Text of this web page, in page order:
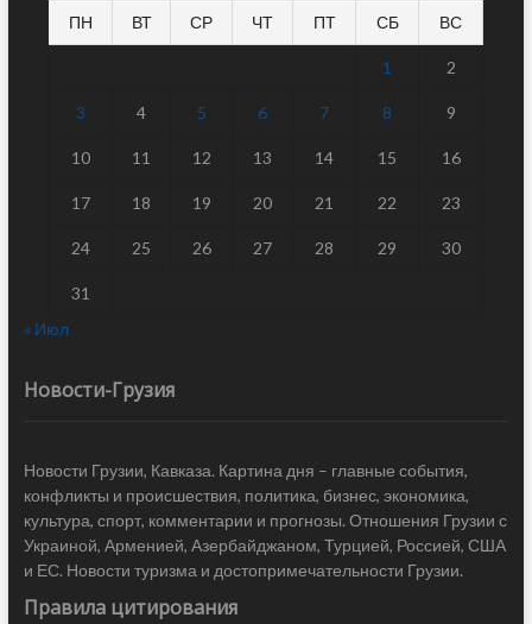
ПН ВТ СР ЧТ ПТ СБ ВС
1 2
3 4 5 6 7 8 9
10 11 12 13 14 15 16
17 18 19 20 21 22 23
24 25 26 27 28 29 30
31
« Июл
Новости-Грузия
Новости Грузии, Кавказа. Картина дня – главные события,
конфликты и происшествия, политика, бизнес, экономика,
культура, спорт, комментарии и прогнозы. Отношения Грузии с
Украиной, Арменией, Азербайджаном, Турцией, Россией, США
и ЕС. Новости туризма и достопримечательности Грузии.
Правила цитирования